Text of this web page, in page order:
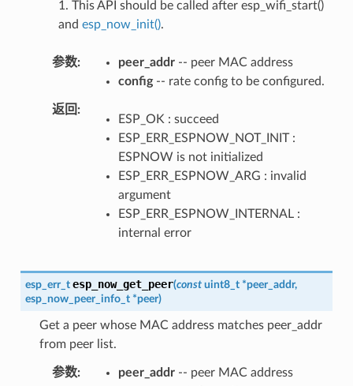
1. This API should be called after esp_wifi_start()
and esp_now_init().
参数 peer_addr-- peer MAC address
config-- rate config to be configured.
返回
ESP_OK : succeed
ESP_ERR_ESPNOW_NOT_INIT :
ESPNOW is not initialized
ESP_ERR_ESPNOW_ARG : invalid
argument
ESP_ERR_ESPNOW_INTERNAL :
internal error
esp_err_t esp_now_get_peer(const uint8_t *peer_addr,
esp_now_peer_info_t *peer)
Get a peer whose MAC address matches peer_addr
from peer list.
参数 peer_addr-- peer MAC address